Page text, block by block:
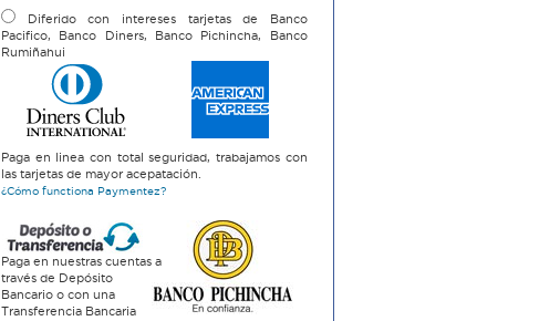
Diferido con intereses tarjetas de Banco
Pacifico, Banco Diners, Banco Pichincha, Banco
Rumiñahui
Paga en linea con total seguridad, trabajamos con
las tarjetas de mayor acepatación.
¿Cómo functiona Paymentez?
Paga en nuestras cuentas a
través de Depósito
Bancario o con una
Transferencia Bancaria